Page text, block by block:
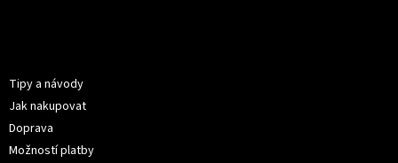
Tipy a návody
Jak nakupovat
Doprava
Možností platby